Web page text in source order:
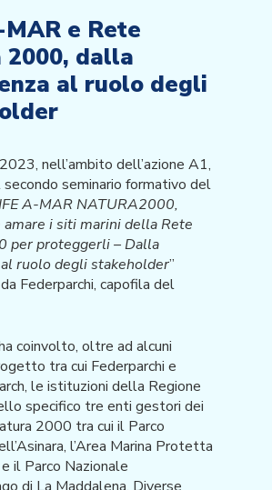
e Rete
2000, dalla
al ruolo degli
nell’ambito dell’azione A1,
seminario formativo del
A-MAR NATURA2000,
amare i siti marini della Rete
per proteggerli – Dalla
al ruolo degli stakeholder”
Federparchi, capofila del
coinvolto, oltre ad alcuni
tra cui Federparchi e
le istituzioni della Regione
specifico tre enti gestori dei
2000 tra cui il Parco
l’Area Marina Protetta
e il Parco Nazionale